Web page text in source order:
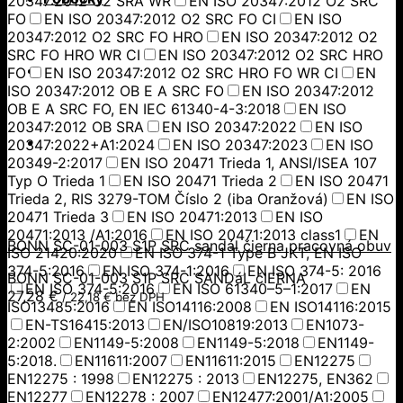
FO
EN ISO 20347:2012 O2 SRC FO CI
EN ISO
20347:2012 O2 SRC FO HRO
EN ISO 20347:2012 O2
SRC FO HRO WR CI
EN ISO 20347:2012 O2 SRC HRO
FO
EN ISO 20347:2012 O2 SRC HRO FO WR CI
EN
ISO 20347:2012 OB E A SRC FO
EN ISO 20347:2012
OB E A SRC FO, EN IEC 61340-4-3:2018
EN ISO
20347:2012 OB SRA
EN ISO 20347:2022
EN ISO
20347:2022+A1:2024
EN ISO 20347:2023
EN ISO
20349-2:2017
EN ISO 20471 Trieda 1, ANSI/ISEA 107
Typ O Trieda 1
EN ISO 20471 Trieda 2
EN ISO 20471
Trieda 2, RIS 3279-TOM Číslo 2 (iba Oranžová)
EN ISO
20471 Trieda 3
EN ISO 20471:2013
EN ISO
20471:2013 /A1:2016
EN ISO 20471:2013 class1
EN
ISO 21420:2020
EN ISO 374-1 Type B JKT, EN ISO
374-5:2016
EN ISO 374-1:2016
EN ISO 374-5: 2016
EN ISO 374-5:2016
EN ISO 61340–5–1:2017
EN
ISO13485:2016
EN ISO14116:2008
EN ISO14116:2015
EN-TS16415:2013
EN/ISO10819:2013
EN1073-
2:2002
EN1149-5:2008 EN1149-5:2018
EN1149-
5:2018.
EN11611:2007 EN11611:2015
EN12275
EN12275 : 1998
EN12275 : 2013
EN12275, EN362
EN12277
EN12278 : 2007 EN12477:2001/A1:2005
BONN SC-01-003 S1P SRC sandál čierna pracovná obuv
BONN SC-01-003 S1P SRC SANDáL čIERNA
27,28 €/22,18€bez DPH